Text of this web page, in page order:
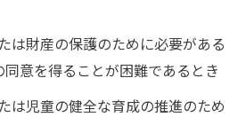
は財産の保護のために必要がある
意を得ることが困難であるとき
は児童の健全な育成の推進のため